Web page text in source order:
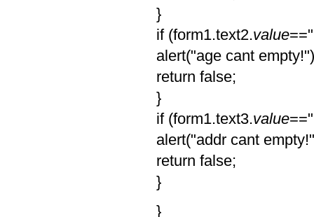
}
if (form1.text2.value
alert("age cant
return false;
}
if (form1.text3.value
alert("addr cant
return false;
}
}